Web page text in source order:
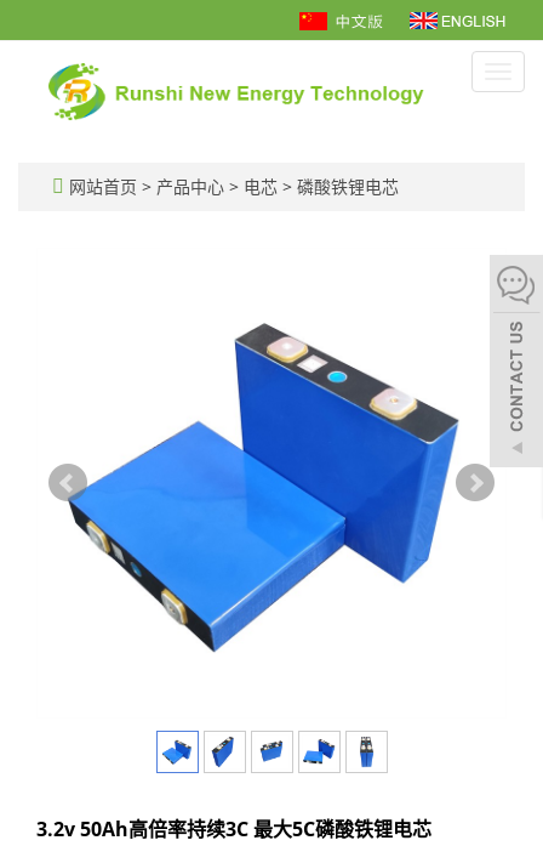
网站首页 > 产品中心 > 电芯 > 磷酸铁锂电芯
3.2v 50Ah高倍率持续3C 最大5C磷酸铁锂电芯